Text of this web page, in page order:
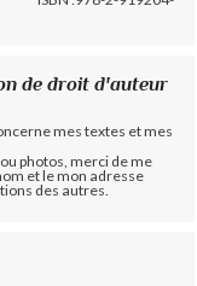
de droit d'auteur
mes textes et mes
photos, merci de me
et le mon adresse
des autres.